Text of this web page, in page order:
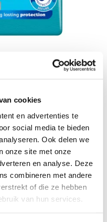
cookies
en advertenties te
social media te bieden
Ook delen we
onze site met onze
en analyse. Deze
combineren met andere
of die ze hebben
van hun services.
6 dr XXS
toevoegen
verlanglijst